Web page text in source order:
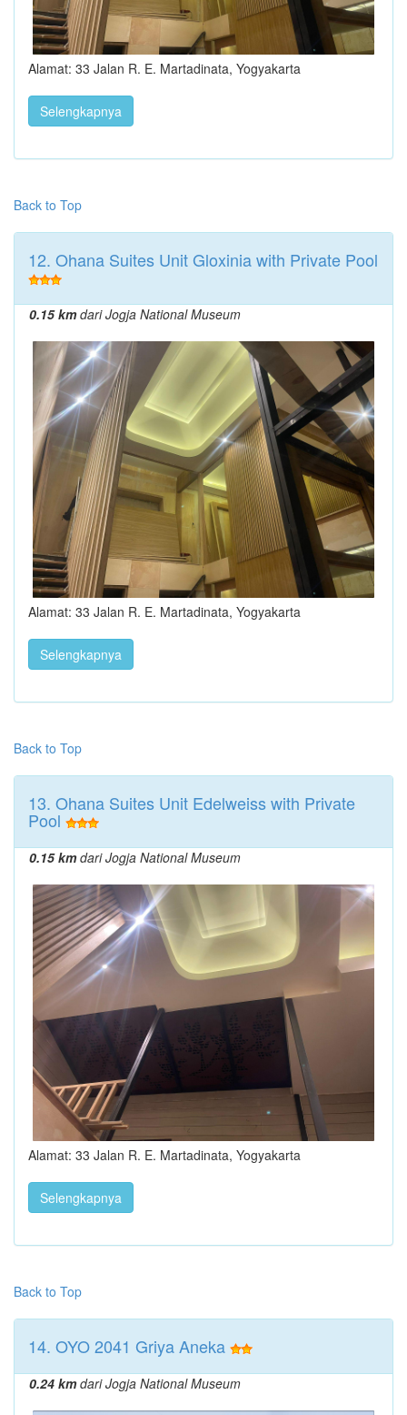
Alamat: 33 Jalan R. E. Martadinata, Yogyakarta
Selengkapnya
Back to Top
12. Ohana Suites Unit Gloxinia with Private Pool
0.15 kmdari Jogja National Museum
Alamat: 33 Jalan R. E. Martadinata, Yogyakarta
Selengkapnya
Back to Top
13. Ohana Suites Unit Edelweiss with Private
Pool
0.15 kmdari Jogja National Museum
Alamat: 33 Jalan R. E. Martadinata, Yogyakarta
Selengkapnya
Back to Top
14. OYO 2041 Griya Aneka
0.24 kmdari Jogja National Museum